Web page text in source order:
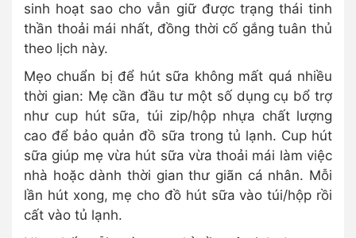
sinh hoạt sao cho vẫn giữ được trạng thái tinh
thần thoải mái nhất, đồng thời cố gắng tuân thủ
theo lịch này.
Mẹo chuẩn bị để hút sữa không mất quá nhiều
thời gian: Mẹ cần đầu tư một số dụng cụ bổ trợ
như cup hút sữa, túi zip/hộp nhựa chất lượng
cao để bảo quản đồ sữa trong tủ lạnh. Cup hút
sữa giúp mẹ vừa hút sữa vừa thoải mái làm việc
nhà hoặc dành thời gian thư giãn cá nhân. Mỗi
lần hút xong, mẹ cho đồ hút sữa vào túi/hộp rồi
cất vào tủ lạnh.